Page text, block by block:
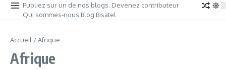
Publiez sur un de nos blogs. Devenez contributeur
Qui sommes-nous Blog Bisatel
Accueil /Afrique
Afrique